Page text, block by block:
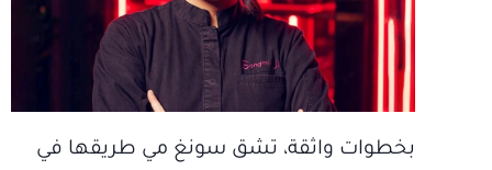
بخطوات واثقة، تشق سونغ مي طريقها في